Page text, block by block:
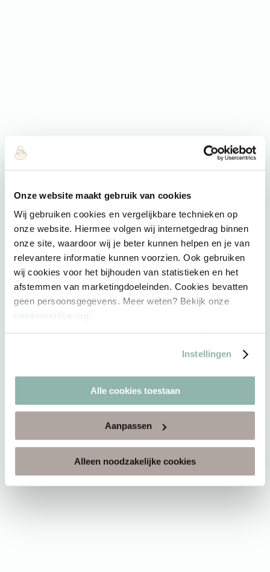
Onze website maakt gebruik van cookies
Wij gebruiken cookies en vergelijkbare technieken op
onze website. Hiermee volgen wij internetgedrag binnen
onze site, waardoor wij je beter kunnen helpen en je van
relevantere informatie kunnen voorzien. Ook gebruiken
wij cookies voor het bijhouden van statistieken en het
afstemmen van marketingdoeleinden. Cookies bevatten
geen persoonsgegevens. Meer weten? Bekijk onze
.
Instellingen
Alle cookies toestaan
Aanpassen
Alleen noodzakelijke cookies